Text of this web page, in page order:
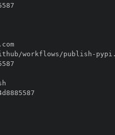
//token.actions.githubusercontent.com
workflows/publish -